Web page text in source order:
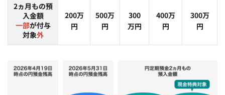
2ヵ月もの預
入金額
一部が付与
対象外
200万
円
500万
円
300
万円
400万
円
300万
円